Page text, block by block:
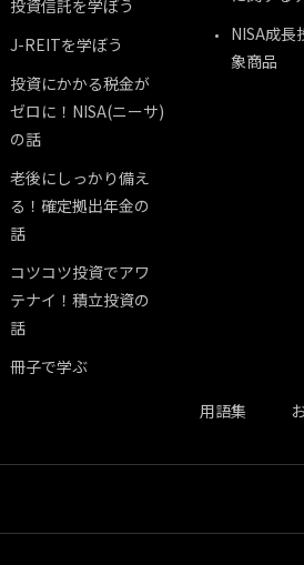
投資信託を学ぼう
J-REITを学ぼう
投資にかかる税金が
ゼロに！NISA(ニーサ)
の話
老後にしっかり備え
る！確定拠出年金の
話
コツコツ投資でアワ
テナイ！積立投資の
話
冊子で学ぶ
NISA成長
象商品
用語集